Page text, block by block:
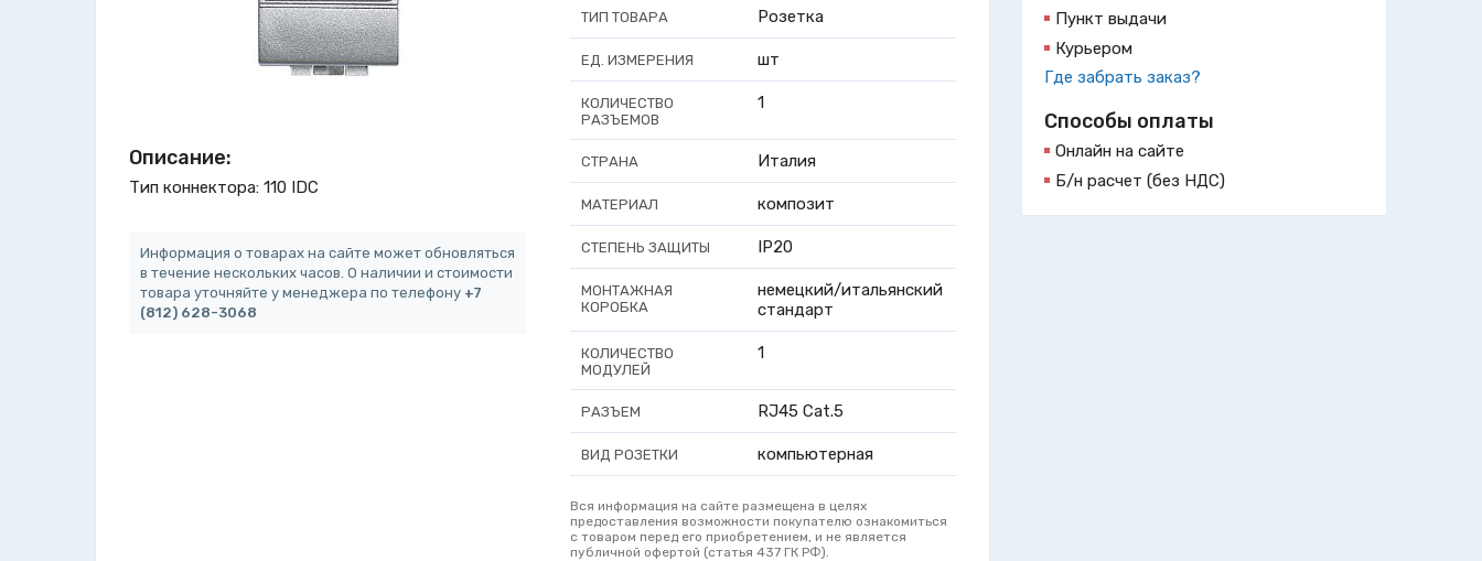
Пункт выдачи
Курьером
Где забрать заказ?
Способы оплаты
Онлайн на сайте
Б/н расчет (без НДС)
Описание:
Тип коннектора: 110 IDC
Информация о товарах на сайте может обновляться
в течение нескольких часов. О наличии и стоимости
товара уточняйте у менеджера по телефону +7
(812) 628-3068
ТИП ТОВАРА Розетка
ЕД. ИЗМЕРЕНИЯ шт
КОЛИЧЕСТВО
РАЗЪЕМОВ
1
СТРАНА Италия
МАТЕРИАЛ композит
СТЕПЕНЬ ЗАЩИТЫ IP20
МОНТАЖНАЯ
КОРОБКА
немецкий/итальянский
стандарт
КОЛИЧЕСТВО
МОДУЛЕЙ
1
РАЗЪЕМ RJ45 Cat.5
ВИД РОЗЕТКИ компьютерная
Вся информация на сайте размещена в целях
предоставления возможности покупателю ознакомиться
с товаром перед его приобретением, и не является
публичной офертой (статья 437 ГК РФ).